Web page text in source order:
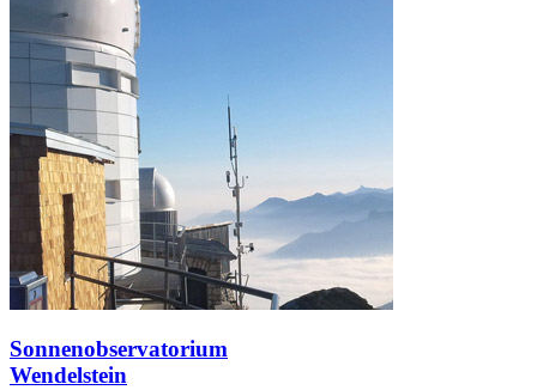
Sonnenobservatorium
Wendelstein